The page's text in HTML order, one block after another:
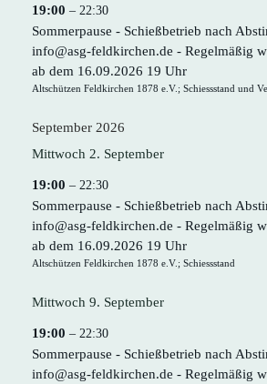
19:00 – 22:30
Sommerpause - Schießbetrieb nach
info@asg-feldkirchen.de - Regelmäßig
ab dem 16.09.2026 19 Uhr
Altschützen Feldkirchen 1878 e.V.; Schiessstand und
September 2026
Mittwoch 2. September
19:00 – 22:30
Sommerpause - Schießbetrieb nach
info@asg-feldkirchen.de - Regelmäßig
ab dem 16.09.2026 19 Uhr
Altschützen Feldkirchen 1878 e.V.; Schiessstand
Mittwoch 9. September
19:00 – 22:30
Sommerpause - Schießbetrieb nach
info@asg-feldkirchen.de - Regelmäßig